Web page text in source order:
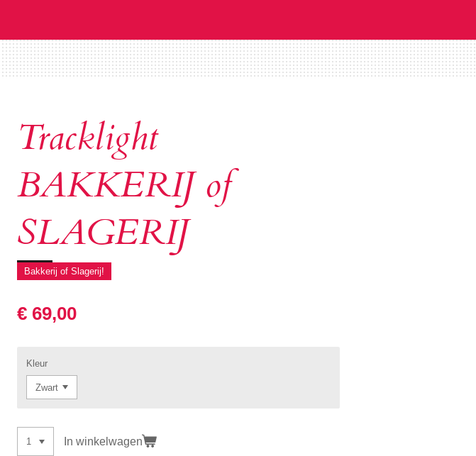
Tracklight
BAKKERIJ of
SLAGERIJ
Bakkerij of Slagerij!
€ 69,00
Kleur
In winkelwagen